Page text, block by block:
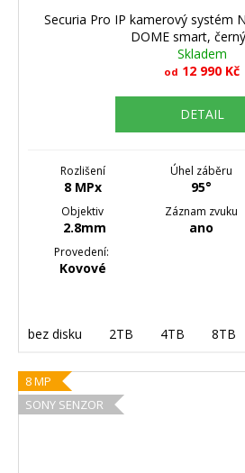
Securia Pro IP kamerový systém
DOME smart,
Skladem
od 12 990 Kč
DETAIL
Rozlišení
8 MPx
Úhel záběru
95°
Objektiv
2.8mm
Záznam zvuku
ano
Provedení:
Kovové
bez disku 2TB 4TB 8TB
8 MP
SONY SENZOR